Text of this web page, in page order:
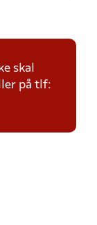
skal
på tlf: